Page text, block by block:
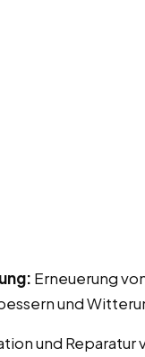
Erneuerung
und
und Reparatur